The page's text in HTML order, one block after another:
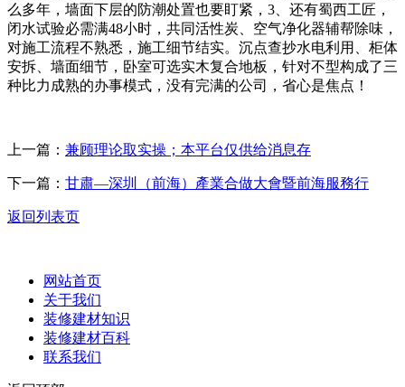
么多年，墙面下层的防潮处置也要盯紧，3、还有蜀西工匠，
闭水试验必需满48小时，共同活性炭、空气净化器辅帮除味，
对施工流程不熟悉，施工细节结实。沉点查抄水电利用、柜体
安拆、墙面细节，卧室可选实木复合地板，针对不型构成了三
种比力成熟的办事模式，没有完满的公司，省心是焦点！
上一篇： 兼顾理论取实操；本平台仅供给消息存
下一篇： 甘肅—深圳（前海）產業合做大會暨前海服務行
返回列表页
网站首页
关于我们
装修建材知识
装修建材百科
联系我们